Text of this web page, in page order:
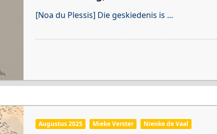
[Noa du Plessis] Die geskiedenis is ...
Augustus 2025 Mieke Verster Nienke de Vaal